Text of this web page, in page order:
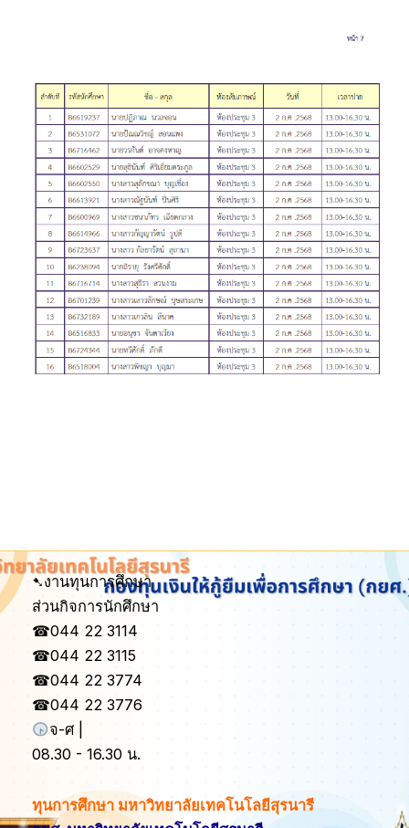
➷งานทุนการศึกษา
ส่วนกิจการนักศึกษา
☎044 22 3114
☎044 22 3115
☎044 22 3774
☎044 22 3776
จ-ศ |
08.30 - 16.30 น.
ทุนการศึกษา มหาวิทยาลัยเทคโนโลยีสุรนารี